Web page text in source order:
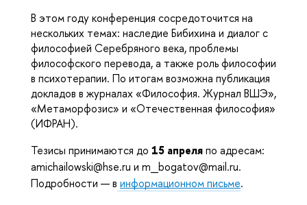
В этом году конференция сосредоточится на
нескольких темах: наследие Бибихина и диалог с
философией Серебряного века, проблемы
философского перевода, а также роль философии
в психотерапии. По итогам возможна публикация
докладов в журналах «Философия. Журнал ВШЭ»,
«Метаморфозис» и «Отечественная философия»
(ИФРАН).
Тезисы принимаются до 15 апреляпо адресам:
amichailowski@hse.ru и m_bogatov@mail.ru.
Подробности — в информационном письме.